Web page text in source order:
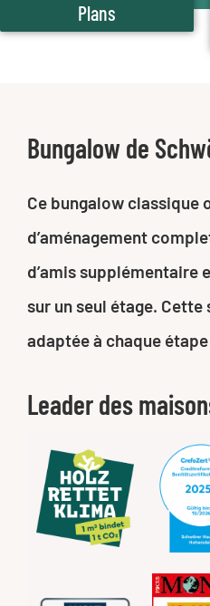
Plans
Bungalow de
Ce bungalow classique
d’aménagement
d’amis supplémentaire
sur un seul étage.
adaptée à chaque
Leader des